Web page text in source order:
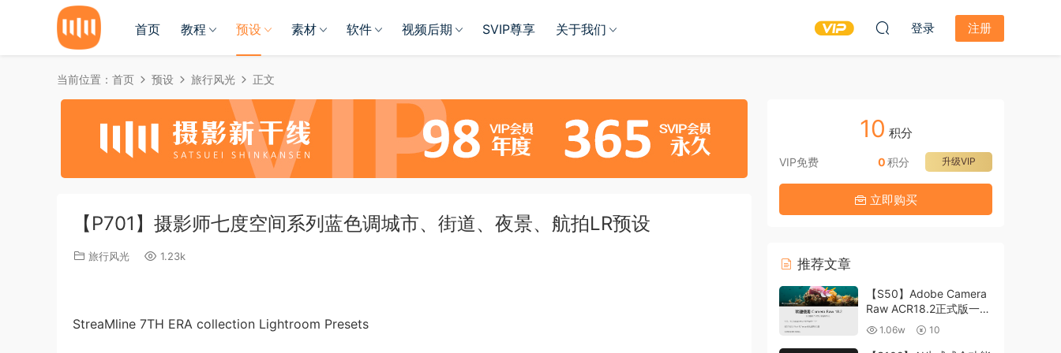
首页 教程 预设 素材 软件 视频后期 SVIP尊享 关于我们 登录 注册
当前位置： 首页 预设 旅行风光 正文
【P701】摄影师七度空间系列蓝色调城市、街道、夜景、航拍LR预设
旅行风光 1.23k
StreaMline 7TH ERA collection Lightroom Presets
10 积分
VIP免费 升级VIP
0积分
立即购买
推荐文章
【S50】Adobe Camera
Raw ACR18.2正式版一键
升级包 ACR最新升级包
支持WIN和MAC
1.06w 10